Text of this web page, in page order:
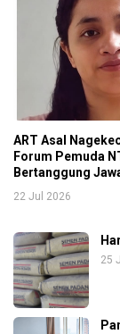
ART Asal
Forum Pemuda
Bertanggung
22 Jul 2026
25